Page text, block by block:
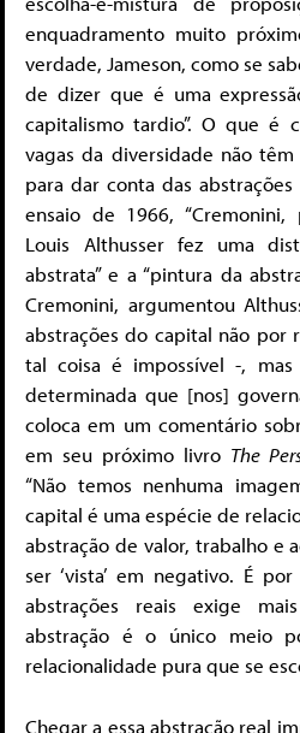
enquadramento muito
verdade, Jameson, como se
de dizer que é uma
capitalismo tardio”. O que é
vagas da diversidade não
para dar conta das
ensaio de 1966,
Louis Althusser fez uma
abstrata” e a “pintura da
Cremonini, argumentou
abstrações do capital não por
tal coisa é impossível -, mas
determinada que [nos]
coloca em um comentário
em seu próximo livro The
“Não temos nenhuma
capital é uma espécie de
abstração de valor, trabalho e
ser ‘vista’ em negativo. É
abstrações reais exige
abstração é o único meio
relacionalidade pura que se
Chegar a essa abstração real